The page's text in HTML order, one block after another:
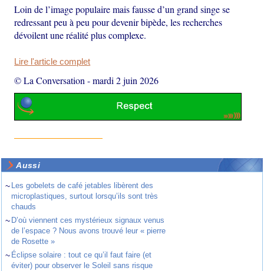
Loin de l’image populaire mais fausse d’un grand singe se
redressant peu à peu pour devenir bipède, les recherches
dévoilent une réalité plus complexe.
Lire l'article complet
© La Conversation -mardi 2 juin 2026
Aussi
~ Les gobelets de café jetables libèrent des
microplastiques, surtout lorsqu’ils sont très
chauds
~ D’où viennent ces mystérieux signaux venus
de l’espace ? Nous avons trouvé leur « pierre
de Rosette »
~ Éclipse solaire : tout ce qu’il faut faire (et
éviter) pour observer le Soleil sans risque